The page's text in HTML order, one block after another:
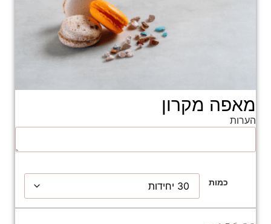
מאפה מקרון
הערות
כמות